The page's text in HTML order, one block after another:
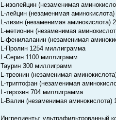
L-изолейцин (незаменимая
L-лейцин (незаменимая
L-лизин (незаменимая аминокислота)
L-метионин (незаменимая
L-фенилаланин (незаменимая
L-Пролин 1254 миллиграмма
L-Серин 1100 миллиграмм
Таурин 300 миллиграмм
L-треонин (незаменимая
L-триптофан (незаменимая
L-тирозин 704 миллиграмма
L-Валин (незаменимая аминокислота)
Ингредиенты: ультрафильтрованный